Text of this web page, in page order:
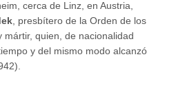
cerca de Linz, en Austria,
, presbítero de la Orden de los
mártir, quien, de nacionalidad
y del mismo modo alcanzó